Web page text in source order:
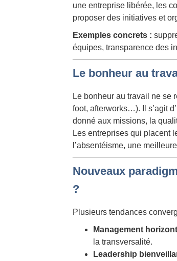
une entreprise libérée, les
proposer des initiatives et
Exemples concrets :
équipes, transparence des
Le bonheur au
Le bonheur au travail ne se
foot, afterworks…). Il s’agit
donné aux missions, la
Les entreprises qui placent
l’absentéisme, une
Nouveaux
?
Plusieurs tendances
Management
la transversalité.
Leadership